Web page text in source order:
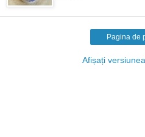
Pagina de
Afișați